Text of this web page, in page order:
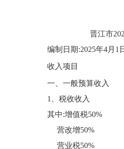
晋江市
编制日期:2025年4月1
收入项目
一、一般预算收入
1、税收收入
其中:增值税50%
营改增50%
营业税50%